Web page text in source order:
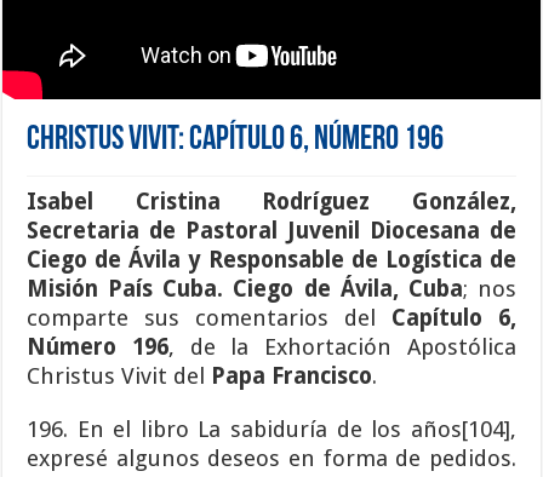
Christus Vivit: Capítulo 6, Número 196
Isabel Cristina Rodríguez González,
Secretaria de Pastoral Juvenil Diocesana de
Ciego de Ávila y Responsable de Logística de
Misión País Cuba. Ciego de Ávila, Cuba; nos
comparte sus comentarios del Capítulo 6,
Número 196, de la Exhortación Apostólica
Christus Vivit del
Papa Francisco.
196. En el libro La sabiduría de los años[104],
expresé algunos deseos en forma de pedidos.